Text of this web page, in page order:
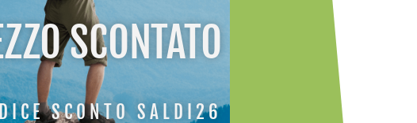
SCONTATO
SCONTO SALDI26